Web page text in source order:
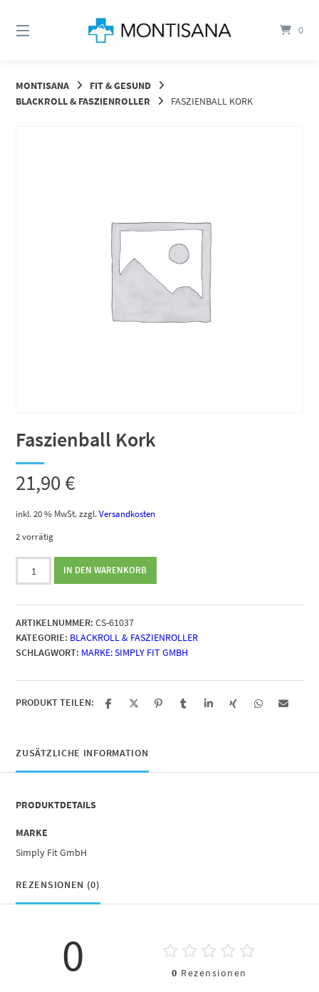
zum
0
MONTISANA
FIT & GESUND
BLACKROLL & FASZIENROLLER
FASZIENBALL KORK
Faszienball Kork
21,90€
inkl. 20 % MwSt. zzgl.Versandkosten
2 vorrätig
Faszienball
Kork
IN DEN WARENKORB
ARTIKELNUMMER: CS-61037
KATEGORIE: BLACKROLL & FASZIENROLLER
SCHLAGWORT: MARKE: SIMPLY FIT GMBH
PRODUKT TEILEN:
ZUSÄTZLICHE INFORMATION
PRODUKTDETAILS
MARKE
Simply Fit GmbH
REZENSIONEN (0)
0 0 Rezensionen